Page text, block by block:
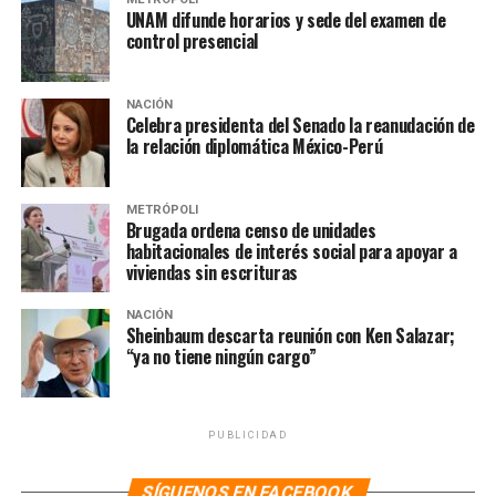
ocho ambulancias, cuatro motoambulancia y dos
helicópteros del Agrupamiento Cóndores.
A la par, indicó que habrá efectivos de la Policía
Turística que implementarán un dispositivo especial
para brindar apoyo al turismo nacional e internacional
que se dé cita en el recinto. Estos estarán apoyando a los
asistentes con traducciones en inglés, chino, italiano,
así como, del náhuatl, totonaco, zapoteco y mixteco
Te puede interesar
por fin de la pandemia de VIH
Junto a ello, comentó que habrá una comunicación
desplazamiento de los peregrinos, así como para
UNAM difunde horarios y sede del examen de
control presencial
NACIÓN
Celebra presidenta del Senado la reanudación de
la relación diplomática México-Perú
METRÓPOLI
Brugada ordena censo de unidades
habitacionales de interés social para apoyar a
viviendas sin escrituras
NACIÓN
Sheinbaum descarta reunión con Ken Salazar;
“ya no tiene ningún cargo”
PUBLICIDAD